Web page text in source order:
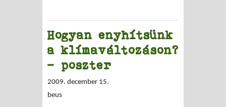
Hogyan enyhítsünk
a klímaváltozáson?
- poszter
2009. december 15.
beus